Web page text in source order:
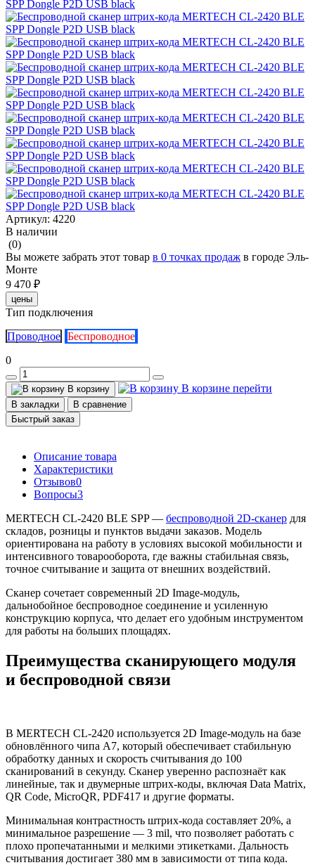
Артикул: 4220
В наличии
(0)
Вы можете забрать этот товар в 0 точках продаж в городе Эль-
Монте
9 470 ₽
цены
Тип подключения
Проводное Беспроводное
0
В корзину В корзине перейти
В закладки
В сравнение
Быстрый заказ
Описание товара
Характеристики
Отзывов0
Вопросы3
MERTECH CL-2420 BLE SPP — беспроводной 2D-сканер для
складов, розницы и пунктов выдачи заказов. Модель
ориентирована на работу в условиях высокой мобильности и
интенсивного товарооборота, где важны стабильная связь,
точное считывание и защита от внешних воздействий.
Сканер сочетает современный 2D Image-модуль,
дальнобойное беспроводное соединение и усиленную
конструкцию корпуса, что делает его удобным инструментом
для работы на больших площадях.
Преимущества сканирующего модуля
и беспроводной связи
В MERTECH CL-2420 используется 2D Image-модуль на базе
обновлённого чипа A7, который обеспечивает стабильную
обработку данных и скорость считывания до 100
сканирований в секунду. Сканер уверенно распознаёт как
линейные, так и двумерные штрих-коды, включая Data Matrix,
QR Code, MicroQR, PDF417 и другие форматы.
Минимальная контрастность штрих-кода составляет 20%, а
минимальное разрешение — 3 mil, что позволяет работать с
плохо пропечатанными и мелкими этикетками. Дальность
считывания достигает 380 мм в зависимости от типа кода.